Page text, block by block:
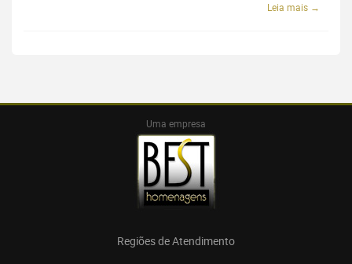
Leia mais →
Uma empresa
Regiões de Atendimento